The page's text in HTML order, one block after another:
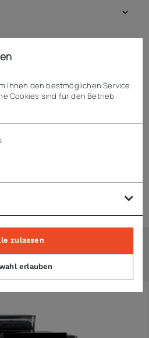
Ihnen den bestmöglichen Service
Cookies sind für den Betrieb
erlauben
zulassen